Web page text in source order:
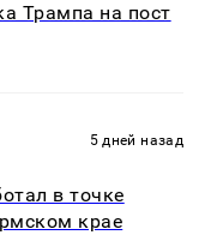
Трампа на пост
5 дней назад
в точке
крае